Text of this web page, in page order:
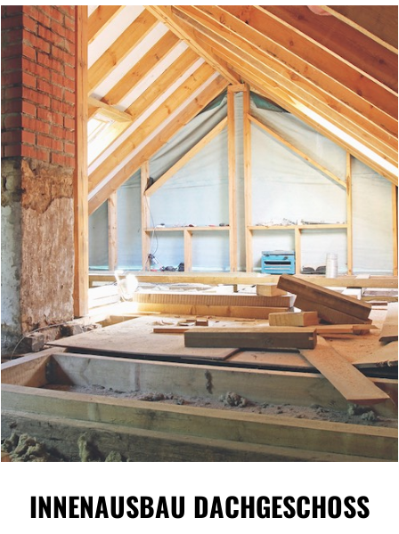
INNENAUSBAU DACHGESCHOSS